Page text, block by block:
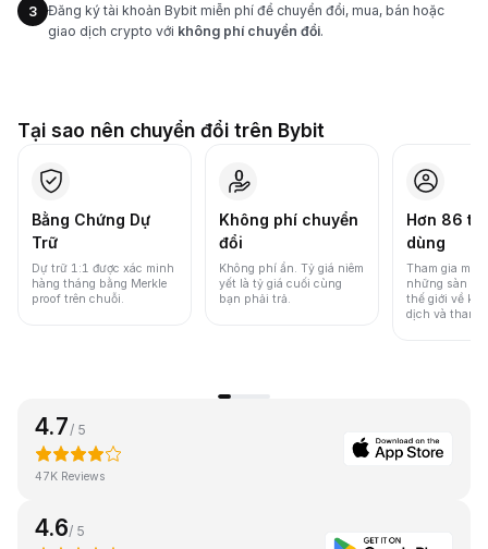
3
Đăng ký tài khoản Bybit miễn phí để chuyển đổi, mua, bán hoặc
giao dịch crypto với không phí chuyển đổi.
Tại sao nên chuyển đổi trên Bybit
Bằng Chứng Dự
Trữ
Dự trữ 1:1 được xác minh
hàng tháng bằng Merkle
proof trên chuỗi.
Không phí chuyển
đổi
Không phí ẩn. Tỷ giá niêm
yết là tỷ giá cuối cùng
bạn phải trả.
Hơn 86
dùng
Tham gia một
những sàn
thế giới về
dịch và thanh
4.7 / 5
47K Reviews
4.6/ 5